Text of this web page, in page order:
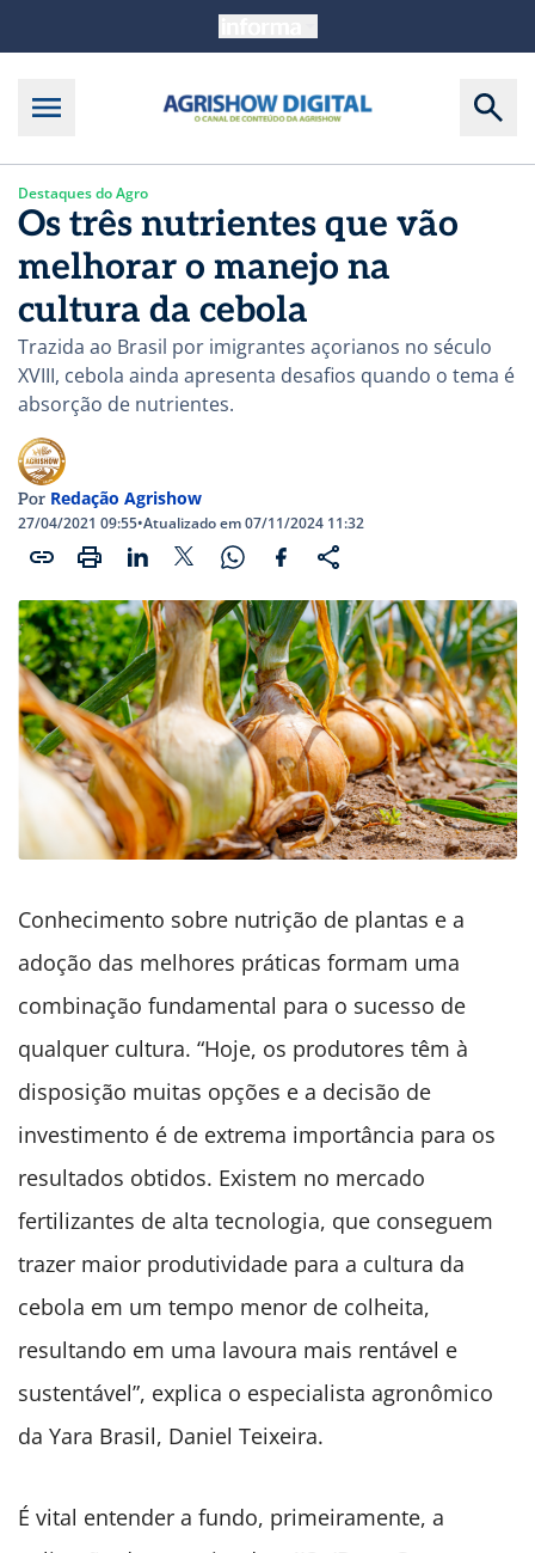
Destaques do Agro
Os três nutrientes que vão
melhorar o manejo na
cultura da cebola
Trazida ao Brasil por imigrantes açorianos no século
XVIII, cebola ainda apresenta desafios quando o tema é
absorção de nutrientes.
Por Redação Agrishow
27/04/2021 09:55•Atualizado em 07/11/2024 11:32
Conhecimento sobre nutrição de plantas e a
adoção das melhores práticas formam uma
combinação fundamental para o sucesso de
qualquer cultura. “Hoje, os produtores têm à
disposição muitas opções e a decisão de
investimento é de extrema importância para os
resultados obtidos. Existem no mercado
fertilizantes de alta tecnologia, que conseguem
trazer maior produtividade para a cultura da
cebola em um tempo menor de colheita,
resultando em uma lavoura mais rentável e
sustentável”, explica o especialista agronômico
da Yara Brasil, Daniel Teixeira.
É vital entender a fundo, primeiramente, a